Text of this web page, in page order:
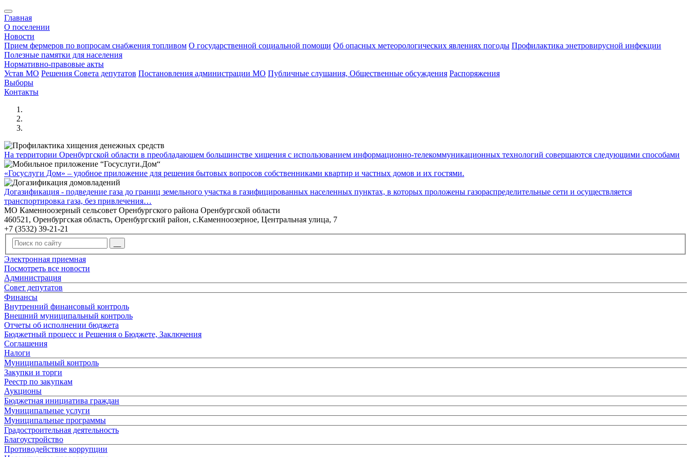
Главная
О поселении
Новости
Прием фермеров по вопросам снабжения топливом О государственной социальной помощи Об опасных метеорологических явлениях погоды Профилактика энетровирусной инфекции
Полезные памятки для населения
Нормативно-правовые акты
Устав МО Решения Совета депутатов Постановления администрации МО Публичные слушания, Общественные обсуждения Распоряжения
Выборы
Контакты
На территории Оренбургской области в преобладающем большинстве хищения с использованием информационно-телекоммуникационных технологий совершаются следующими способами
«Госуслуги Дом» – удобное приложение для решения бытовых вопросов собственниками квартир и частных домов и их гостями.
Догазификация - подведение газа до границ земельного участка в газифицированных населенных пунктах, в которых проложены газораспределительные сети и осуществляется
транспортировка газа, без привлечения…
МО Каменноозерный сельсовет Оренбургского района Оренбургской области
460521, Оренбургская область, Оренбургский район, с.Каменноозерное, Центральная улица, 7
+7 (3532) 39-21-21
Электронная приемная
Посмотреть все новости
Администрация
Совет депутатов
Финансы
Внутренний финансовый контроль
Внешний муниципальный контроль
Отчеты об исполнении бюджета
Бюджетный процесс и Решения о Бюджете, Заключения
Соглашения
Налоги
Муниципальный контроль
Закупки и торги
Реестр по закупкам
Аукционы
Бюджетная инициатива граждан
Муниципальные услуги
Муниципальные программы
Градостроительная деятельность
Благоустройство
Противодействие коррупции